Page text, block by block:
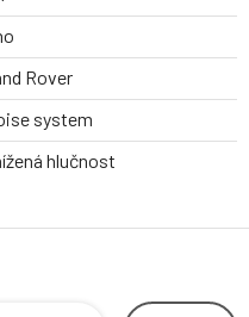
Rover
system
hlučnost